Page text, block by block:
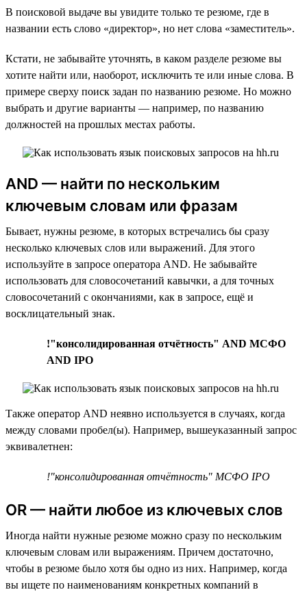
В поисковой выдаче вы увидите только те резюме, где в
названии есть слово «директор», но нет слова «заместитель».
Кстати, не забывайте уточнять, в каком разделе резюме вы
хотите найти или, наоборот, исключить те или иные слова. В
примере сверху поиск задан по названию резюме. Но можно
выбрать и другие варианты — например, по названию
должностей на прошлых местах работы.
AND — найти по нескольким
ключевым словам или фразам
Бывает, нужны резюме, в которых встречались бы сразу
несколько ключевых слов или выражений. Для этого
используйте в запросе оператора AND. Не забывайте
использовать для словосочетаний кавычки, а для точных
словосочетаний с окончаниями, как в запросе, ещё и
восклицательный знак.
!"консолидированная отчётность" AND МСФО
AND IPO
Также оператор AND неявно используется в случаях, когда
между словами пробел(ы). Например, вышеуказанный запрос
эквивалетнен:
!"консолидированная отчётность" МСФО IPO
OR — найти любое из ключевых слов
Иногда найти нужные резюме можно сразу по нескольким
ключевым словам или выражениям. Причем достаточно,
чтобы в резюме было хотя бы одно из них. Например, когда
вы ищете по наименованиям конкретных компаний в